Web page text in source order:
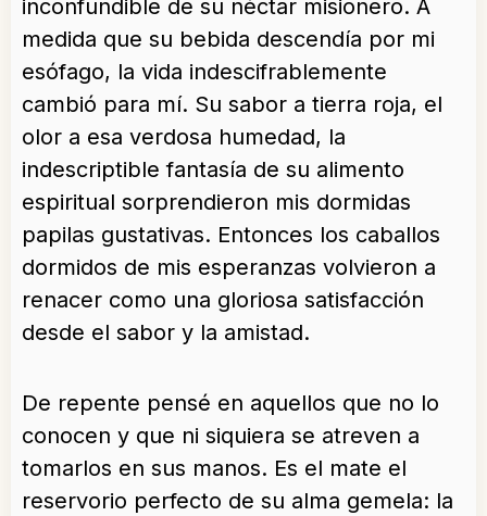
inconfundible de su néctar misionero. A
medida que su bebida descendía por mi
esófago, la vida indescifrablemente
cambió para mí. Su sabor a tierra roja, el
olor a esa verdosa humedad, la
indescriptible fantasía de su alimento
espiritual sorprendieron mis dormidas
papilas gustativas. Entonces los caballos
dormidos de mis esperanzas volvieron a
renacer como una gloriosa satisfacción
desde el sabor y la amistad.
De repente pensé en aquellos que no lo
conocen y que ni siquiera se atreven a
tomarlos en sus manos. Es el mate el
reservorio perfecto de su alma gemela: la